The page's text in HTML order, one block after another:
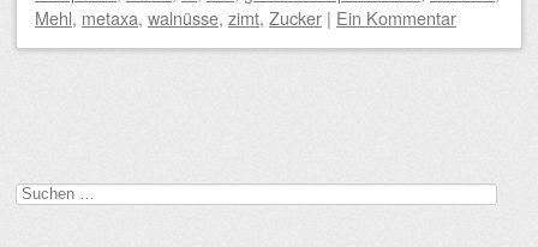
Mehl, metaxa, walnüsse, zimt, Zucker | Ein Kommentar
Suchen
nach: